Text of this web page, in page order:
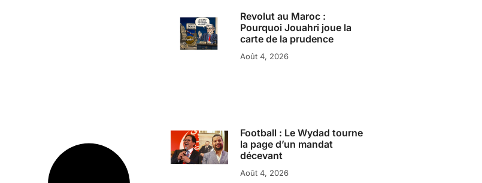
Revolut au Maroc :
Pourquoi Jouahri joue la
carte de la prudence
Août 4, 2026
Football : Le Wydad tourne
la page d’un mandat
décevant
Août 4, 2026